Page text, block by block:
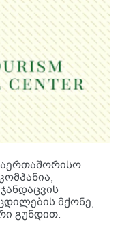
მქონე,
გუნდით.